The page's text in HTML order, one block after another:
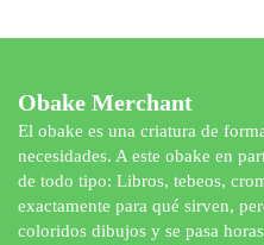
Obake Merchant
El obake es una criatura de
necesidades. A este obake en
de todo tipo: Libros, tebeos,
exactamente para qué sirven,
coloridos dibujos y se pasa